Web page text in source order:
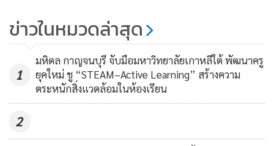
528
ดอกไม้บานที่สวนนงนุชพัทยา เล่น
สาดน้ำกับช้าง” ยิ่งใหญ่
ข่าวในหมวดล่าสุด
1
มหิดล กาญจนบุรี จับมือมหาวิทยาลัยเกาหลีใต้ พัฒนาครู
ยุคใหม่ ชู “STEAM–Active Learning” สร้างความ
ตระหนักสิ่งแวดล้อมในห้องเรียน
2